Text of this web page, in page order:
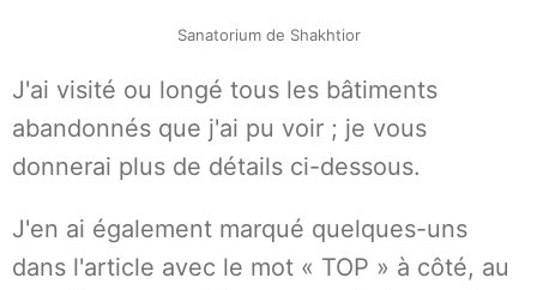
Sanatorium de Shakhtior
J'ai visité ou longé tous les bâtiments
abandonnés que j'ai pu voir ; je vous
donnerai plus de détails ci-dessous.
J'en ai également marqué quelques-uns
dans l'article avec le mot « TOP » à côté, au